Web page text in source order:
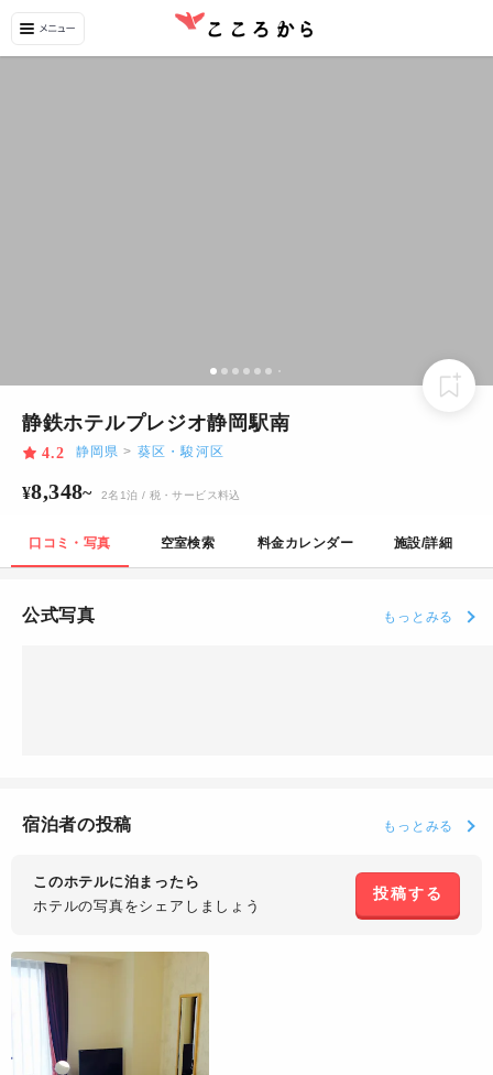
静鉄ホテルプレジオ静岡駅南
4.2 静岡県 > 葵区・駿河区
¥8,348~ 2名 1泊 / 税・サービス料込
口コミ・写真 空室検索 料金カレンダー 施設/詳細
公式写真 もっとみる
宿泊者の投稿 もっとみる
このホテルに泊まったら
ホテルの写真をシェアしましょう
投稿する